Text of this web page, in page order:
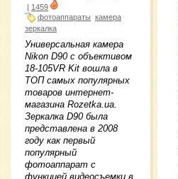
| 1459
фотоаппараты камера
зеркалка
Универсальная камера
Nikon D90 с объективом
18-105VR Kit вошла в
ТОП самых популярных
товаров интернет-
магазина Rozetka.ua.
Зеркалка D90 была
представлена в 2008
году как первый
популярный
фотоаппарат с
функцией видеосъемки в